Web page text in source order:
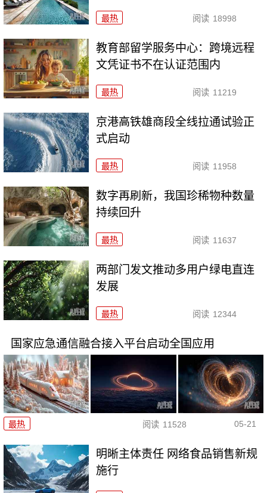
最热 阅读 18998
教育部留学服务中心：跨境远程
文凭证书不在认证范围内
最热 阅读 11219
京港高铁雄商段全线拉通试验正
式启动
最热 阅读 11958
数字再刷新，我国珍稀物种数量
持续回升
最热 阅读 11637
两部门发文推动多用户绿电直连
发展
最热 阅读 12344
国家应急通信融合接入平台启动全国应用
最热 阅读 11528 05-21
明晰主体责任 网络食品销售新规
施行